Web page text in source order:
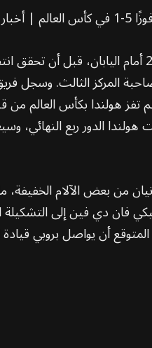
افتتحت هولندا مشوارها في المجموعة
من بعض الآلام الخفيفة،
فان دي فين إلى
المتوقع أن يواصل بروبي